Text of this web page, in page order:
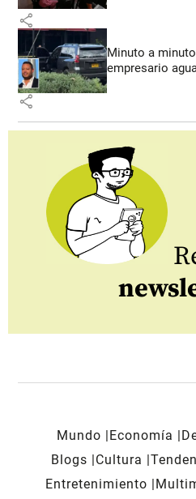
share
Minuto a
empresario
share
Mundo Economía
Blogs
Cultura
Entretenimiento